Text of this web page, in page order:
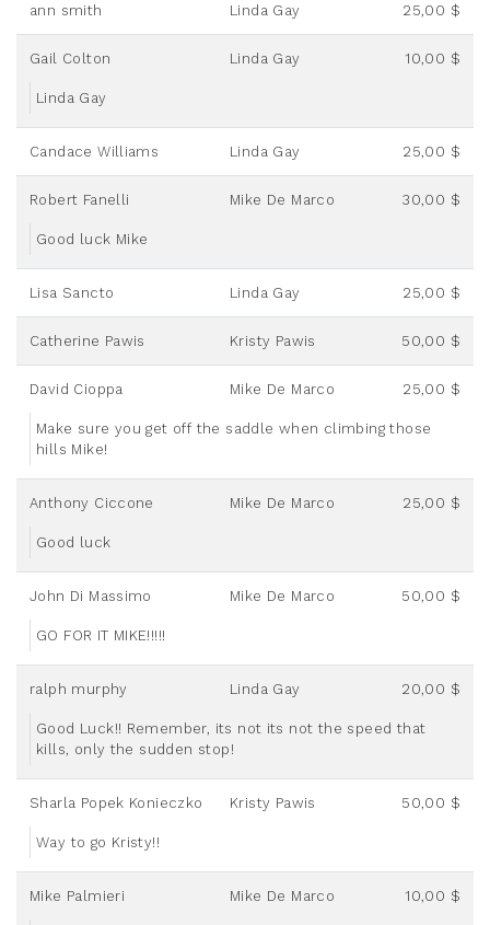
ann smith Linda Gay 25,00 $
Gail Colton Linda Gay 10,00 $
Linda Gay
Candace Williams Linda Gay 25,00 $
Robert Fanelli Mike De Marco 30,00 $
Good luck Mike
Lisa Sancto Linda Gay 25,00 $
Catherine Pawis Kristy Pawis 50,00 $
David Cioppa Mike De Marco 25,00 $
Make sure you get off the saddle when climbing those
hills Mike!
Anthony Ciccone Mike De Marco 25,00 $
Good luck
John Di Massimo Mike De Marco 50,00 $
GO FOR IT MIKE!!!!!
ralph murphy Linda Gay 20,00 $
Good Luck!! Remember, its not its not the speed that
kills, only the sudden stop!
Sharla Popek Konieczko Kristy Pawis 50,00 $
Way to go Kristy!!
Mike Palmieri Mike De Marco 10,00 $